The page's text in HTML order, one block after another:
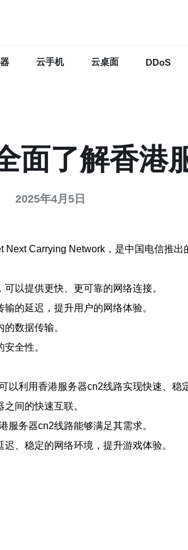
云手机 云桌面 DDoS
面了解香港
2025年4月5日
Carrying Network，是中国电信推出
以提供更快、更可靠的网络连接。
的延迟，提升用户的网络体验。
数据传输。
全性。
利用香港服务器cn2线路实现快速、稳
间的快速互联。
务器cn2线路能够满足其需求。
、稳定的网络环境，提升游戏体验。